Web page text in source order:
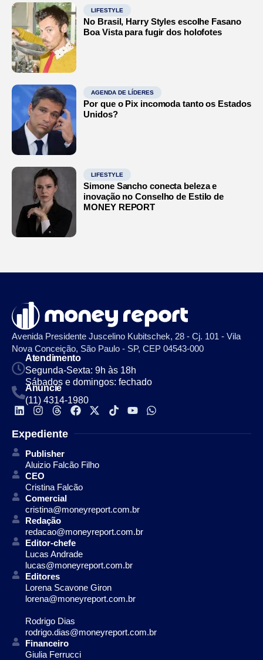
LIFESTYLE
No Brasil, Harry Styles escolhe Fasano
Boa Vista para fugir dos holofotes
AGENDA DE LÍDERES
Por que o Pix incomoda tanto os Estados
Unidos?
LIFESTYLE
Simone Sancho conecta beleza e
inovação no Conselho de Estilo de
MONEY REPORT
Avenida Presidente Juscelino Kubitschek, 28 - Cj. 101 - Vila
Nova Conceição, São Paulo - SP, CEP 04543-000
Atendimento
Segunda-Sexta: 9h às 18h
Sábados e domingos: fechado
Anuncie
(11) 4314-1980
Expediente
Publisher
Aluizio Falcão Filho
CEO
Cristina Falcão
Comercial
cristina@moneyreport.com.br
Redação
redacao@moneyreport.com.br
Editor-chefe
Lucas Andrade
lucas@moneyreport.com.br
Editores
Lorena Scavone Giron
lorena@moneyreport.com.br
Rodrigo Dias
rodrigo.dias@moneyreport.com.br
Financeiro
Giulia Ferrucci